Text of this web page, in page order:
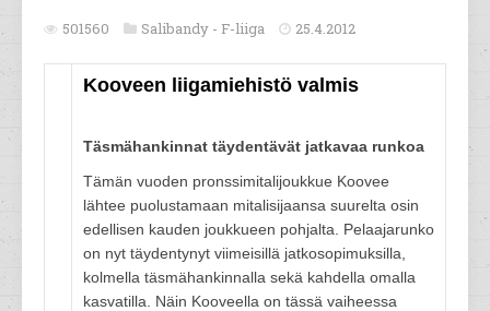
501560 Salibandy - F-liiga 25.4.2012
Kooveen liigamiehistö valmis
Täsmähankinnat täydentävät jatkavaa runkoa
Tämän vuoden pronssimitalijoukkue Koovee
lähtee puolustamaan mitalisijaansa suurelta osin
edellisen kauden joukkueen pohjalta. Pelaajarunko
on nyt täydentynyt viimeisillä jatkosopimuksilla,
kolmella täsmähankinnalla sekä kahdella omalla
kasvatilla. Näin Kooveella on tässä vaiheessa